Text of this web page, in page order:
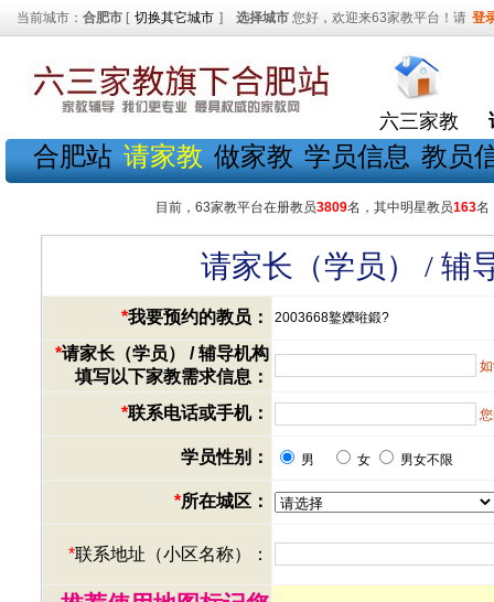
当前城市： 合肥市 [ 切换其它城市 ] 选择城市 您好，欢迎来63家教平台！请 登
六三家教
合肥站 请家教 做家教 学员信息 教员
目前，63家教平台在册教员3809名，其中明星教员163名
请家长（学员） / 辅
*我要预约的教员： 2003668鐜嬫暀鍛?
*请家长（学员） / 辅导机构
填写以下家教需求信息：
*联系电话或手机：
学员性别： 男 女 男女不限
*所在城区：
*联系地址（小区名称）：